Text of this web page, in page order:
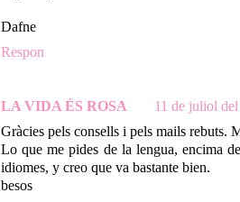
Dafne
Respon
LA VIDA ÉS ROSA
11 de juliol
Gràcies pels consells i pels mails rebuts.
Lo que me pides de la lengua, encima
idiomes, y creo que va bastante bien.
besos